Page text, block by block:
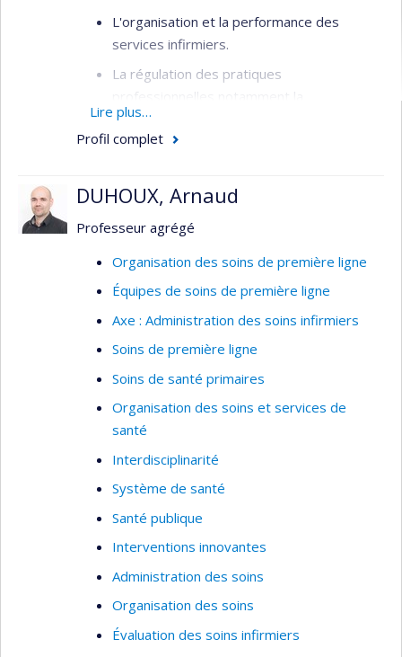
L'organisation et la performance des
services infirmiers.
La régulation des pratiques
professionnelles notamment la
collaboration interprofessionnelle
Lire plus…
Profil complet
DUHOUX, Arnaud
Professeur agrégé
Organisation des soins de première ligne
Équipes de soins de première ligne
Axe : Administration des soins infirmiers
Soins de première ligne
Soins de santé primaires
Organisation des soins et services de
santé
Interdisciplinarité
Système de santé
Santé publique
Interventions innovantes
Administration des soins
Organisation des soins
Évaluation des soins infirmiers